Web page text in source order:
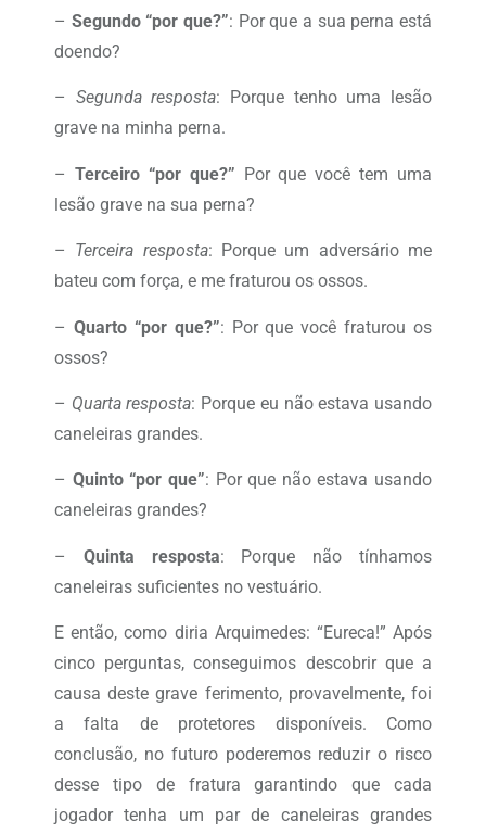
– Segundo “por que?”: Por que a sua perna está
doendo?
– Segunda resposta: Porque tenho uma lesão
grave na minha perna.
– Terceiro “por que?” Por que você tem uma
lesão grave na sua perna?
– Terceira resposta: Porque um adversário me
bateu com força, e me fraturou os ossos.
– Quarto “por que?”: Por que você fraturou os
ossos?
– Quarta resposta: Porque eu não estava usando
caneleiras grandes.
– Quinto “por que”: Por que não estava usando
caneleiras grandes?
– Quinta resposta: Porque não tínhamos
caneleiras suficientes no vestuário.
E então, como diria Arquimedes: “Eureca!” Após
cinco perguntas, conseguimos descobrir que a
causa deste grave ferimento, provavelmente, foi
a falta de protetores disponíveis. Como
conclusão, no futuro poderemos reduzir o risco
desse tipo de fratura garantindo que cada
jogador tenha um par de caneleiras grandes